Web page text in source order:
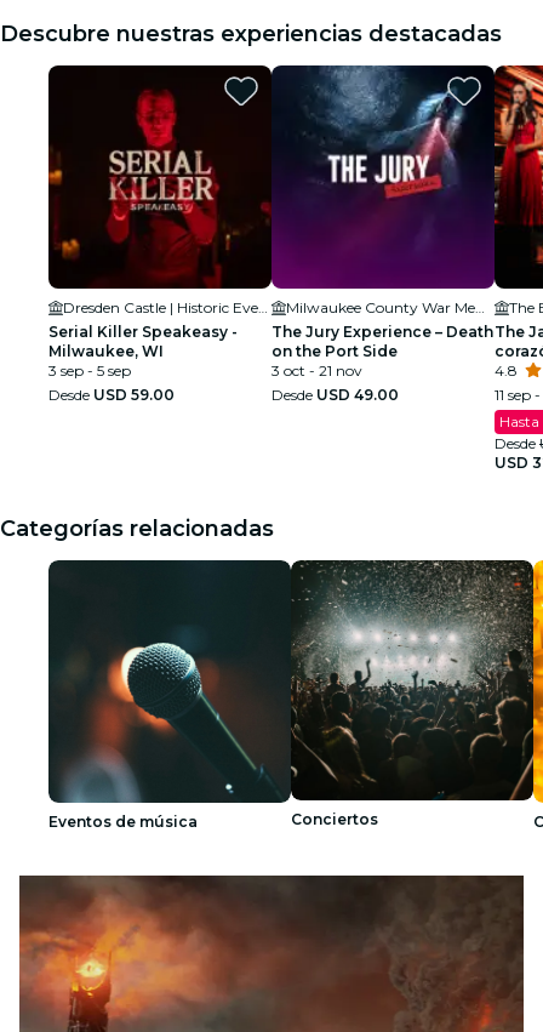
Descubre nuestras experiencias destacadas
Serial Killer Speakeasy -
Milwaukee, WI
3 sep - 5 sep
Desde USD 59.00
The Jury Experience – Death
on the Port Side
3 oct - 21 nov
Desde USD 49.00
The
The
4.8
11 sep
Hasta
Desde
USD
Categorías relacionadas
Eventos de música Conciertos